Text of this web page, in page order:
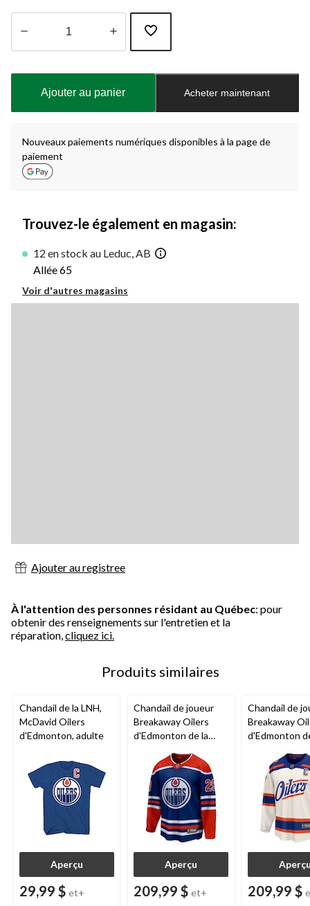
à
Ajouter au panier Acheter maintenant
Nouveaux paiements numériques disponibles à la page de
paiement
Trouvez-le également en magasin:
12 en stock au Leduc, AB
Allée 65
Voir d'autres magasins
Ajouter au registree
À l'attention des personnes résidant au Québec: pour
obtenir des renseignements sur l'entretien et la
réparation,cliquez ici.
Produits similaires
Chandail de la LNH,
McDavid Oilers
d'Edmonton, adulte
Aperçu
29,99 $ et+
Chandail de joueur
Breakaway Oilers
d'Edmonton de la
adulte, tailles variées
Aperçu
209,99 $ et+
Chandail de
Breakaway
d'Edmonton
McDavid,
tailles variées
209,99 $